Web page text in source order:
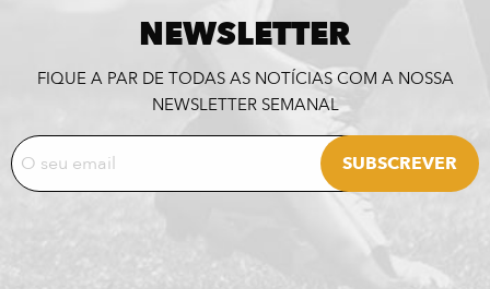
NEWSLETTER
FIQUE A PAR DE TODAS AS NOTÍCIAS COM A NOSSA
NEWSLETTER SEMANAL